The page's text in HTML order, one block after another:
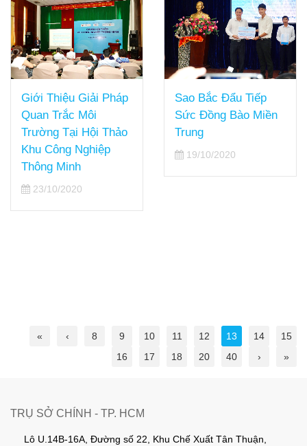
Giới Thiệu Giải Pháp
Quan Trắc Môi
Trường Tại Hội Thảo
Khu Công Nghiệp
Thông Minh
23/10/2020
Sao Bắc Đẩu Tiếp
Sức Đồng Bào Miền
Trung
19/10/2020
« ‹ 8 9 10 11 12 13 14
15
16
17 18 20 40 › »
TRỤ SỞ CHÍNH - TP. HCM
Lô U.14B-16A, Đường số 22, Khu Chế Xuất Tân Thuận,